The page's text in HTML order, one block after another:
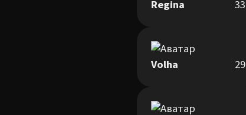
Regina 33
Volha 29